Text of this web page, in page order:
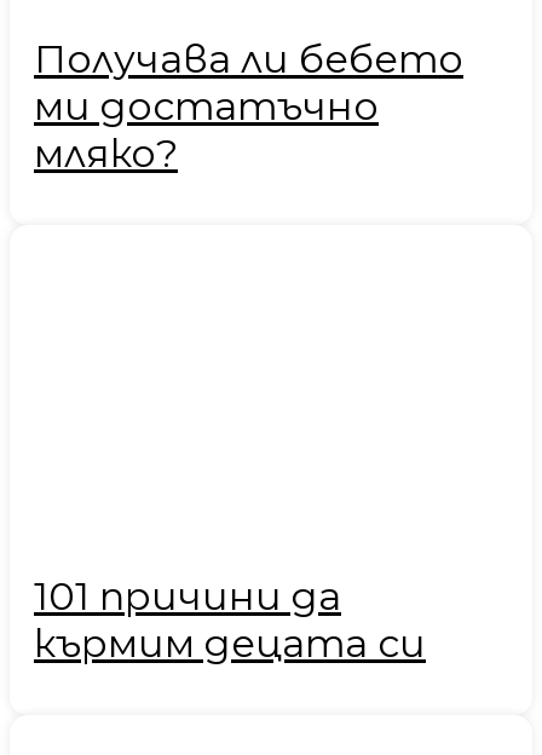
Получава ли бебето
ми достатъчно
мляко?
101 причини да
кърмим децата си